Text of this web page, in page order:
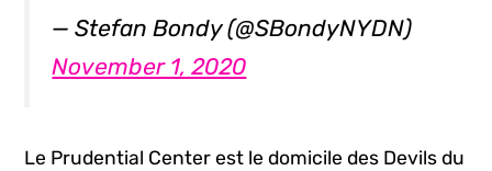
— Stefan Bondy (@SBondyNYDN)
November 1, 2020
Le Prudential Center est le domicile des Devils du